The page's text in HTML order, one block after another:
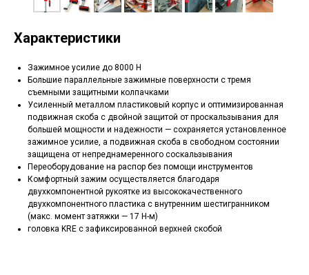
Характеристики
Зажимное усилие до 8000 Н
Большие параллельные зажимные поверхности с тремя
съемными защитными колпачками
Усиленный металлом пластиковый корпус и оптимизированная
подвижная скоба с двойной защитой от проскальзывания для
большей мощности и надежности — сохраняется установленное
зажимное усилие, а подвижная скоба в свободном состоянии
защищена от непреднамеренного соскальзывания
Переоборудование на распор без помощи инструментов
Комфортный зажим осуществляется благодаря
двухкомпонентной рукоятке из высококачественного
двухкомпонентного пластика с внутренним шестигранником
(макс. момент затяжки — 17 Н-м)
головка KRE с зафиксированной верхней скобой